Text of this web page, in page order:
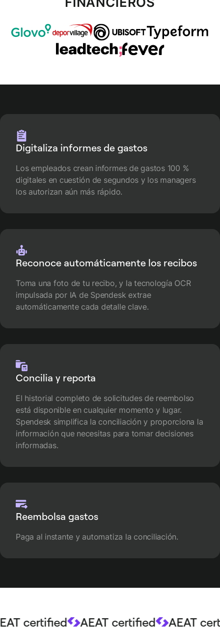
Digitaliza informes de gastos
Los empleados crean informes de gastos 100 %
digitales en cuestión de segundos y los managers
los autorizan aún más rápido.
Reconoce automáticamente los recibos
Toma una foto de tu recibo, y la tecnología OCR
impulsada por IA de Spendesk extrae
automáticamente cada detalle clave.
Concilia y reporta
El historial completo de solicitudes de reembolso
está disponible en cualquier momento y lugar.
Spendesk simplifica la conciliación y proporciona la
información que necesitas para tomar decisiones
informadas.
Reembolsa gastos
Paga al instante y automatiza la conciliación.
certified AEAT certified AEAT